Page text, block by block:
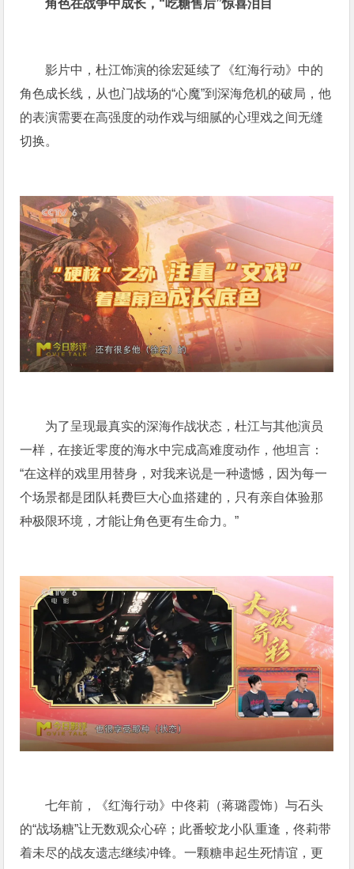
角色在战争中成长，“吃糖售后”惊喜泪目
影片中，杜江饰演的徐宏延续了《红海行动》中的
角色成长线，从也门战场的“心魔”到深海危机的破局，他
的表演需要在高强度的动作戏与细腻的心理戏之间无缝
切换。
为了呈现最真实的深海作战状态，杜江与其他演员
一样，在接近零度的海水中完成高难度动作，他坦言：
“在这样的戏里用替身，对我来说是一种遗憾，因为每一
个场景都是团队耗费巨大心血搭建的，只有亲自体验那
种极限环境，才能让角色更有生命力。”
七年前，《红海行动》中佟莉（蒋璐霞饰）与石头
的“战场糖”让无数观众心碎；此番蛟龙小队重逢，佟莉带
着未尽的战友遗志继续冲锋。一颗糖串起生死情谊，更